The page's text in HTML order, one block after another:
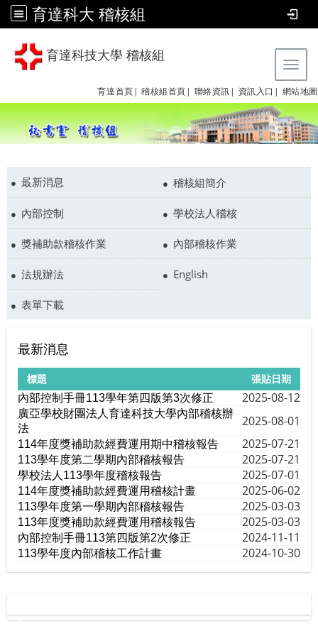
育達科大 稽核組
育達科技大學 稽核組
育達首頁| 稽核組首頁| 聯絡資訊| 資訊入口| 網站地圖
最新消息 稽核組簡介
內部控制 學校法人稽核
獎補助款稽核作業 內部稽核作業
法規辦法 English
表單下載
最新消息
標題 張貼日期
內部控制手冊113學年第四版第3次修正 2025-08-12
廣亞學校財團法人育達科技大學內部稽核辦
法
2025-08-01
114年度獎補助款經費運用期中稽核報告 2025-07-21
113學年度第二學期內部稽核報告 2025-07-21
學校法人113學年度稽核報告 2025-07-01
114年度獎補助款經費運用稽核計畫 2025-06-02
113學年度第一學期內部稽核報告 2025-03-03
113年度獎補助款經費運用稽核報告 2025-03-03
內部控制手冊113第四版第2次修正 2024-11-11
113學年度內部稽核工作計畫 2024-10-30